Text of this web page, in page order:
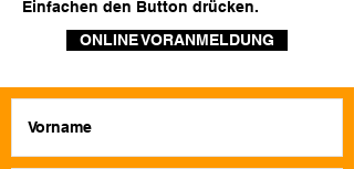
Einfachen den Button drücken.
ONLINE VORANMELDUNG